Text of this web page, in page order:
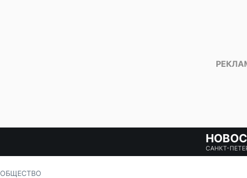
САНКТ-
ОБЩЕСТВО